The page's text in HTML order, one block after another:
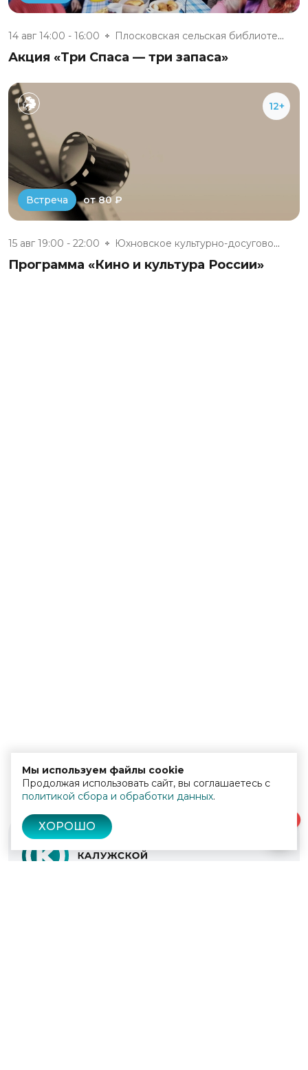
14 авг 14:00 - 16:00 Плосковская сельская библиотек...
Акция «Три Спаса — три запаса»
12+
Встреча от 80 ₽
15 авг 19:00 - 22:00 Юхновское культурно-досуговое...
Программа «Кино и культура России»
Мы используем файлы cookie
Продолжая использовать сайт, вы соглашаетесь с
политикой сбора и обработки данных.
ХОРОШО